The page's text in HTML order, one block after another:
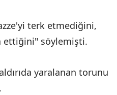
terk etmediğini,
ettiğini" söylemişti.
yaralanan torunu